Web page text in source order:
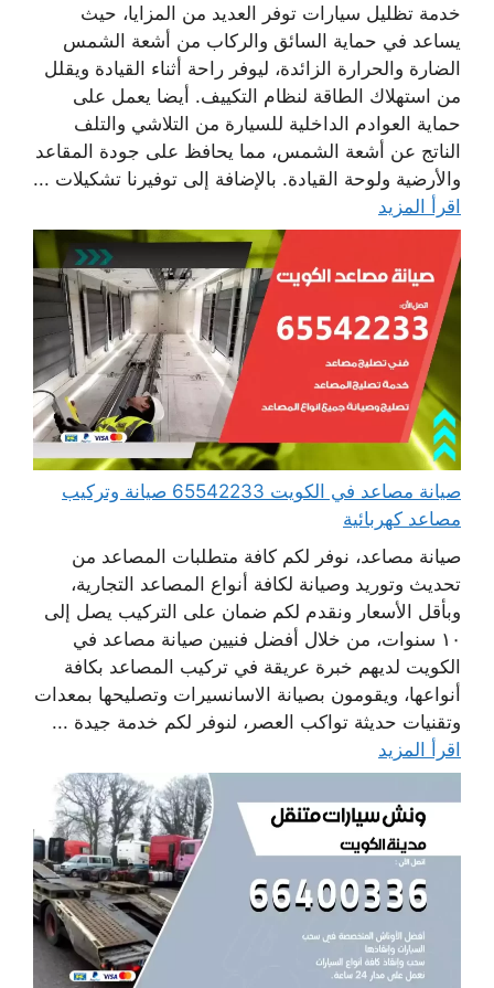
خدمة تظليل سيارات توفر العديد من المزايا، حيث
يساعد في حماية السائق والركاب من أشعة الشمس
الضارة والحرارة الزائدة، ليوفر راحة أثناء القيادة ويقلل
من استهلاك الطاقة لنظام التكييف. أيضا يعمل على
حماية العوادم الداخلية للسيارة من التلاشي والتلف
الناتج عن أشعة الشمس، مما يحافظ على جودة المقاعد
والأرضية ولوحة القيادة. بالإضافة إلى توفيرنا تشكيلات ...
اقرأ المزيد
صيانة مصاعد في الكويت 65542233 صيانة وتركيب
مصاعد كهربائية
صيانة مصاعد، نوفر لكم كافة متطلبات المصاعد من
تحديث وتوريد وصيانة لكافة أنواع المصاعد التجارية،
وبأقل الأسعار ونقدم لكم ضمان على التركيب يصل إلى
١٠ سنوات، من خلال أفضل فنيين صيانة مصاعد في
الكويت لديهم خبرة عريقة في تركيب المصاعد بكافة
أنواعها، ويقومون بصيانة الاسانسيرات وتصليحها بمعدات
وتقنيات حديثة تواكب العصر، لنوفر لكم خدمة جيدة ...
اقرأ المزيد